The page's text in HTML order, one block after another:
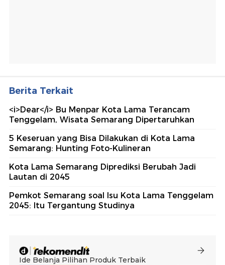
Berita Terkait
<i>Dear</i> Bu Menpar Kota Lama Terancam
Tenggelam, Wisata Semarang Dipertaruhkan
5 Keseruan yang Bisa Dilakukan di Kota Lama
Semarang: Hunting Foto-Kulineran
Kota Lama Semarang Diprediksi Berubah Jadi
Lautan di 2045
Pemkot Semarang soal Isu Kota Lama Tenggelam
2045: Itu Tergantung Studinya